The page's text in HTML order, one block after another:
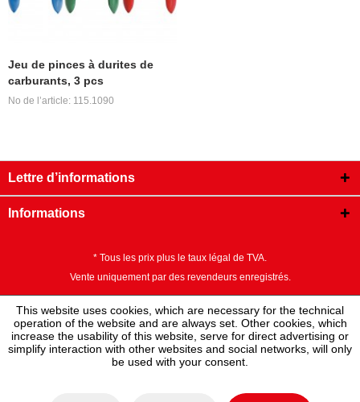
Jeu de pinces à durites de
carburants, 3 pcs
No de l’article: 115.1090
Lettre d’informations
Informations
* Tous les prix plus le taux légal de TVA.
Vente uniquement par des revendeurs enregistrés.
This website uses cookies, which are necessary for the technical
operation of the website and are always set. Other cookies, which
increase the usability of this website, serve for direct advertising or
simplify interaction with other websites and social networks, will only
be used with your consent.